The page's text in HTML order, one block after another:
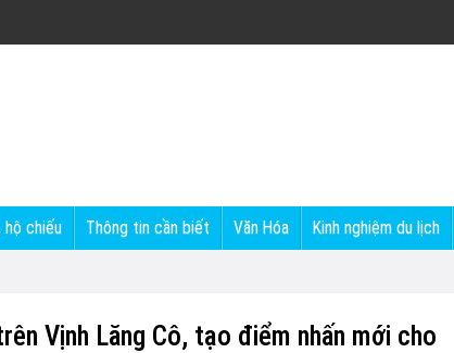
hộ chiếu Thông tin cần biết Văn Hóa Kinh nghiệm du lịch
Vịnh Lăng Cô, tạo điểm nhấn mới cho